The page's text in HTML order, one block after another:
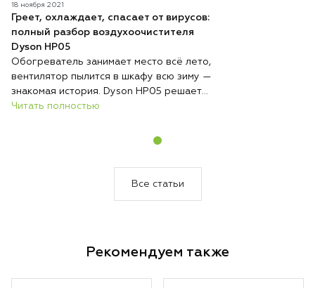
18 ноября 2021
Греет, охлаждает, спасает от вирусов:
полный разбор воздухоочистителя
Dyson HP05
Обогреватель занимает место всё лето,
вентилятор пылится в шкафу всю зиму —
знакомая история. Dyson HP05 решает
эту проблему радикально: один
одном месте и выполняет три функции —
перестановки техники, никакого поиска
Читать полностью
Все статьи
Рекомендуем также